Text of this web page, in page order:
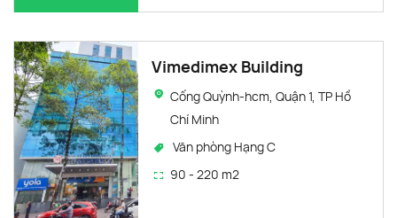
Vimedimex Building
Cống Quỳnh-hcm, Quận 1, TP Hồ
Chí Minh
Văn phòng Hạng C
90 - 220 m2